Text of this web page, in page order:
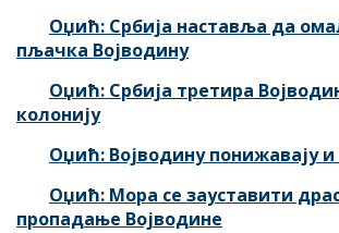
Оџић: Србија наставља да
пљачка Војводину
Оџић: Србија третира
колонију
Оџић: Војводину понижавају
Оџић: Мора се зауставити
пропадање Војводине